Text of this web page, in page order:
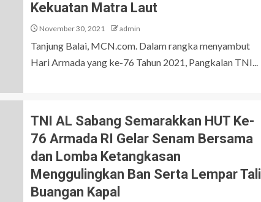
Kekuatan Matra Laut
November 30, 2021 admin
Tanjung Balai, MCN.com. Dalam rangka menyambut
Hari Armada yang ke-76 Tahun 2021, Pangkalan TNI...
TNI AL Sabang Semarakkan HUT Ke-
76 Armada RI Gelar Senam Bersama
dan Lomba Ketangkasan
Menggulingkan Ban Serta Lempar Tali
Buangan Kapal